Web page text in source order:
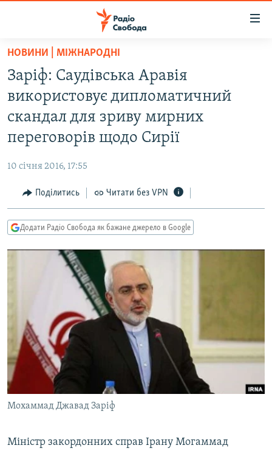
Перейти
основного
матеріалу
до
основної
Перейти
пошуку
РАДІО СВОБОДА – 70 РОКІВ
ВСЕ ЗА ДОБУ
СТАТТІ
КУЛЬТУРА
СПОРТ
ДОНБАС.РЕАЛІЇ
КРИМ.РЕАЛІЇ
ТИ ЯК?
КИТАЙ.ВИКЛИКИ
МУЛЬТИМЕДІА
СПЕЦПРОЄКТИ
ПОДКАСТИ
КРИМ РЕАЛІЇ
РУС
КТАТ
НОВИНИ | МІЖНАРОДНІ
Заріф: Саудівська Аравія
використовує дипломатичний
скандал для зриву мирних
переговорів щодо Сирії
10 січня 2016, 17:55
Поділитись Читати без VPN
Додати Радіо Свобода як бажане джерело в Google
Мохаммад Джавад Заріф
Міністр закордонних справ Ірану Могаммад